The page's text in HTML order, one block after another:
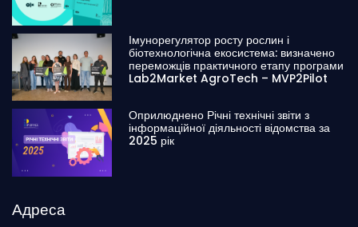
Імунорегулятор росту рослин і
біотехнологічна екосистема: визначено
переможців практичного етапу програми
Lab2Market AgroTech – MVP2Pilot
Оприлюднено Річні технічні звіти з
інформаційної діяльності відомства за
2025 рік
Адреса